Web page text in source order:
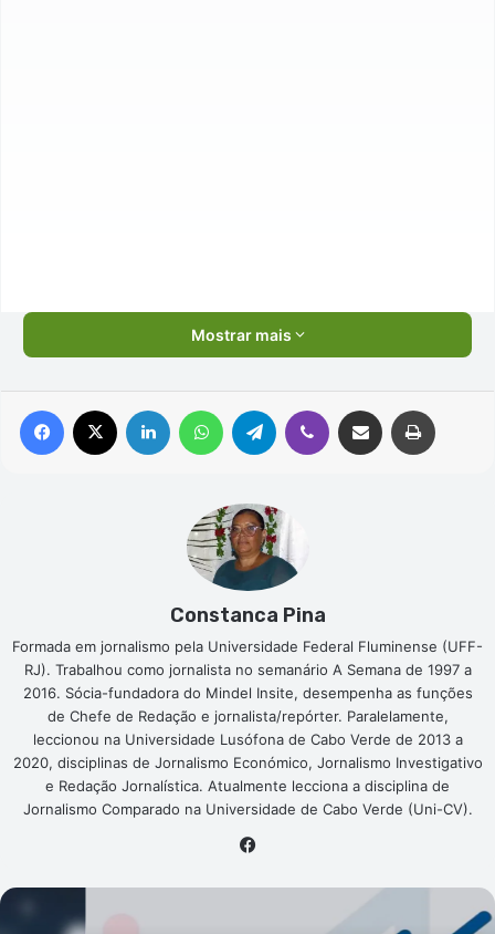
Mostrar mais
Facebook Linkedin WhatsAppTelegram Viber Compartilhar via e-mail
Constanca Pina
Formada em jornalismo pela Universidade Federal Fluminense (UFF-
RJ). Trabalhou como jornalista no semanário A Semana de 1997 a
2016. Sócia-fundadora do Mindel Insite, desempenha as funções
de Chefe de Redação e jornalista/repórter. Paralelamente,
leccionou na Universidade Lusófona de Cabo Verde de 2013 a
2020, disciplinas de Jornalismo Económico, Jornalismo Investigativo
e Redação Jornalística. Atualmente lecciona a disciplina de
Jornalismo Comparado na Universidade de Cabo Verde (Uni-CV).